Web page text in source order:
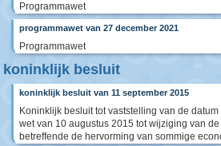
Programmawet
programmawet van 27 december 2021
Programmawet
koninklijk besluit
koninklijk besluit van 11 september 2015
Koninklijk besluit tot vaststelling van de
wet van 10 augustus 2015 tot wijziging van
betreffende de hervorming van sommige